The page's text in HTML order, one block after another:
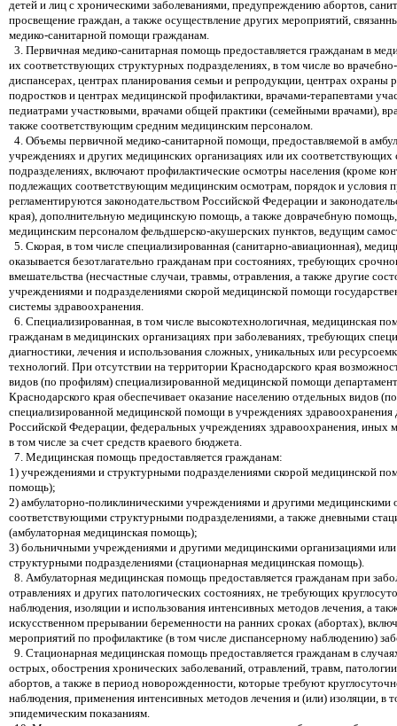
детей и лиц с хроническими заболеваниями, предупреждению абортов,
просвещение граждан, а также осуществление других мероприятий,
медико-санитарной помощи гражданам.
3. Первичная медико-санитарная помощь предоставляется гражданам в
их соответствующих структурных подразделениях, в том числе во
диспансерах, центрах планирования семьи и репродукции, центрах охраны
подростков и центрах медицинской профилактики, врачами-терапевтами
педиатрами участковыми, врачами общей практики (семейными врачами),
также соответствующим средним медицинским персоналом.
4. Объемы первичной медико-санитарной помощи, предоставляемой в
учреждениях и других медицинских организациях или их соответствующих
подразделениях, включают профилактические осмотры населения (кроме
подлежащих соответствующим медицинским осмотрам, порядок и условия
регламентируются законодательством Российской Федерации и
края), дополнительную медицинскую помощь, а также доврачебную
медицинским персоналом фельдшерско-акушерских пунктов, ведущим
5. Скорая, в том числе специализированная (санитарно-авиационная),
оказывается безотлагательно гражданам при состояниях, требующих
вмешательства (несчастные случаи, травмы, отравления, а также другие
учреждениями и подразделениями скорой медицинской помощи
системы здравоохранения.
6. Специализированная, в том числе высокотехнологичная, медицинская
гражданам в медицинских организациях при заболеваниях, требующих
диагностики, лечения и использования сложных, уникальных или
технологий. При отсутствии на территории Краснодарского края
видов (по профилям) специализированной медицинской помощи
Краснодарского края обеспечивает оказание населению отдельных видов
специализированной медицинской помощи в учреждениях здравоохранения
Российской Федерации, федеральных учреждениях здравоохранения, иных
в том числе за счет средств краевого бюджета.
7. Медицинская помощь предоставляется гражданам:
1) учреждениями и структурными подразделениями скорой медицинской
помощь);
2) амбулаторно-поликлиническими учреждениями и другими медицинскими
соответствующими структурными подразделениями, а также дневными
(амбулаторная медицинская помощь);
3) больничными учреждениями и другими медицинскими организациями
структурными подразделениями (стационарная медицинская помощь).
8. Амбулаторная медицинская помощь предоставляется гражданам при
отравлениях и других патологических состояниях, не требующих
наблюдения, изоляции и использования интенсивных методов лечения, а
искусственном прерывании беременности на ранних сроках (абортах),
мероприятий по профилактике (в том числе диспансерному наблюдению)
9. Стационарная медицинская помощь предоставляется гражданам в
острых, обострения хронических заболеваний, отравлений, травм,
абортов, а также в период новорожденности, которые требуют
наблюдения, применения интенсивных методов лечения и (или) изоляции, в
эпидемическим показаниям.